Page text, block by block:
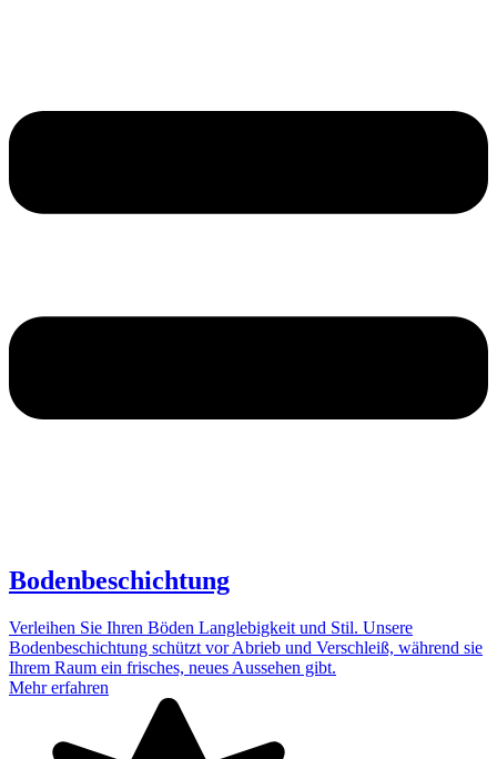
Bodenbeschichtung
Verleihen Sie Ihren Böden Langlebigkeit und Stil. Unsere
Bodenbeschichtung schützt vor Abrieb und Verschleiß, während sie
Ihrem Raum ein frisches, neues Aussehen gibt.
Mehr erfahren